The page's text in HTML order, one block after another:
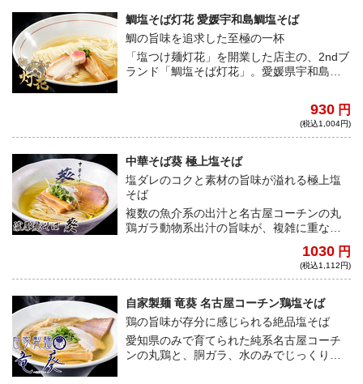
鯛塩そば灯花 愛媛宇和島鯛塩そば
鯛の旨味を追求した至極の一杯
「塩つけ麺灯花」を開業した店主の、2ndブ
ランド「鯛塩そば灯花」。愛媛県宇和島よ
真鯛の濃厚な旨みと透き通る芳醇な香りが
930 円
(税込1,004円)
中華そば葵 極上塩そば
塩ダレのコクと素材の旨味が溢れる極上塩
そば
複数の魚介系の出汁と名古屋コーチンの丸
鶏ガラ動物系出汁の旨味が、複雑に重なり
スープの見た目からは想像もできない塩ダ
1030 円
(税込1,112円)
自家製麺 竜葵 名古屋コーチン鶏塩そば
鶏の旨味が存分に感じられる絶品塩そば
愛知県のみで育てられた純系名古屋コーチ
ンの丸鶏と、胴ガラ、水のみでじっくり炊